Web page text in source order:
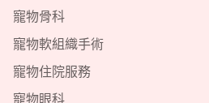
寵物骨科
寵物軟組織手術
寵物住院服務
寵物眼科